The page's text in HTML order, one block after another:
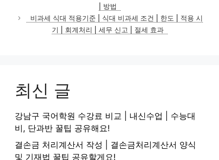
리
| 방법
비과세 식대 적용기준 | 식대 비과세 조건 | 한도 | 적용 시
기 | 회계처리 | 세무 신고 | 절세 효과
최신 글
강남구 국어학원 수강료 비교 | 내신수업 | 수능대
비, 단과반 꿀팁 공유해요!
결손금 처리계산서 작성 | 결손금처리계산서 양식
및 기재법 꿀팁 공유할게요!